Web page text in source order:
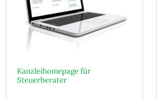
Kanzleihomepage für
Steuerberater